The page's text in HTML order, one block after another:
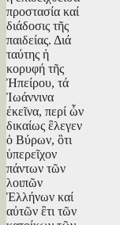
προστασία καί
διάδοσις τῆς
παιδείας. Διά
ταύτης ἡ
κορυφή τῆς
Ἠπείρου, τά
Ἰωάννινα
ἐκεῖνα, περί ὧν
δικαίως ἒλεγεν
ὁ Βύρων, ὃτι
ὑπερεῖχον
πάντων τῶν
λοιπῶν
Ἑλλήνων καί
αὐτῶν ἒτι τῶν